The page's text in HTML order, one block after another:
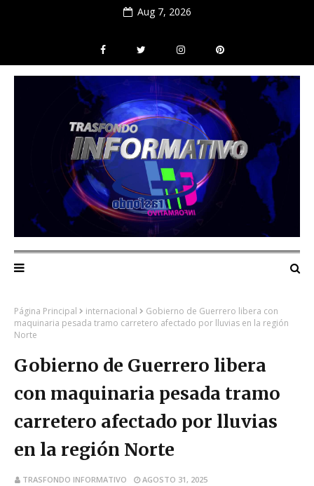
Aug 7, 2026
Página Principal internacional
Gobierno de Guerrero libera con
maquinaria pesada tramo carretero afectado por lluvias en la región
Norte
Gobierno de Guerrero libera
con maquinaria pesada tramo
carretero afectado por lluvias
en la región Norte
TRASFONDO INFORMATIVO AGOSTO 31, 2025